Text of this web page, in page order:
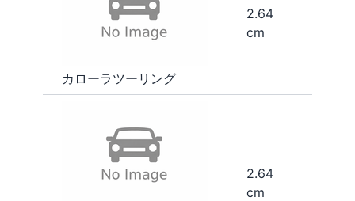
カローラツーリング
2.64
cm
2.64
cm